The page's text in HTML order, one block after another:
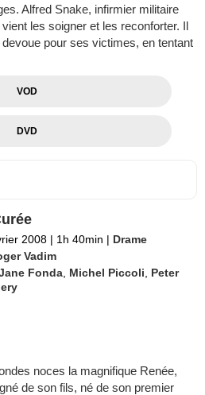
Alfred Snake, infirmier militaire
les soigner et les reconforter. Il
pour ses victimes, en tentant
VOD
DVD
2008 | 1h 40min | Drame
Vadim
Fonda Michel Piccoli
Peter
noces la magnifique Renée,
de son fils, né de son premier